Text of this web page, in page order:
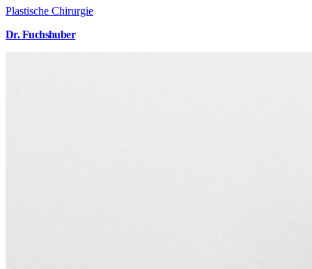
Plastische Chirurgie
Dr. Fuchshuber